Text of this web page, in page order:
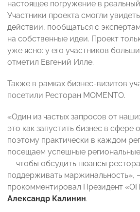
настоящее погружение в
Участники проекта смогли
действии, пообщаться с
на собственные идеи. Проект
уже ясно: у его участников
отметил Евгений Илле.
Также в рамках бизнес-визитов
посетили Ресторан MOMENTO.
«Один из частых запросов от
это как запустить бизнес в
поэтому практически в каждом
посещаем успешные
— чтобы обсудить нюансы
поддерживать маржинальность»,
прокомментировал Президент
Александр Калинин.